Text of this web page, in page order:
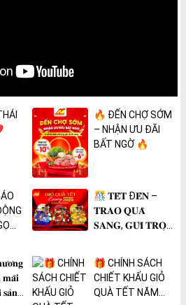
🔥 ĐẾN CHỢ SỚM
– NHẬN ƯU ĐÃI
BẤT NGỜ 🔥
🎊 𝐓𝐄̂́𝐓 Đ𝐄̂́𝐍 –
𝐓𝐑𝐀𝐎 𝐐𝐔𝐀̀
𝐒𝐀𝐍𝐆, 𝐆𝐔̛̉𝐈 𝐓𝐑𝐎̣𝐍
𝐦𝐚̃𝐢
𝐬𝐚̉𝐧
🎁 CHÍNH SÁCH
CHIẾT KHẤU GIỎ
QUÀ TẾT NĂM